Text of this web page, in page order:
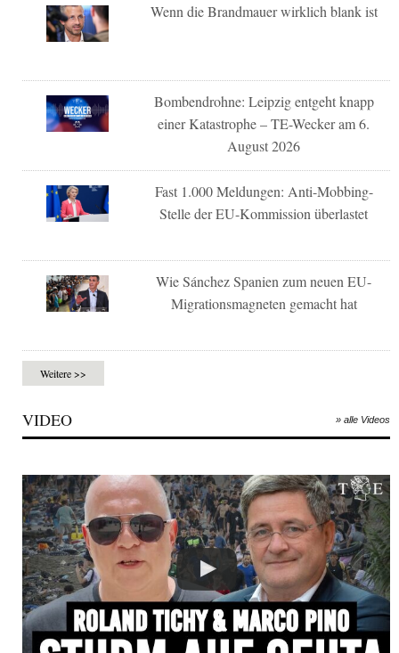
Wenn die Brandmauer wirklich blank ist
Bombendrohne: Leipzig entgeht knapp
einer Katastrophe – TE-Wecker am 6.
August 2026
Fast 1.000 Meldungen: Anti-Mobbing-
Stelle der EU-Kommission überlastet
Wie Sánchez Spanien zum neuen EU-
Migrationsmagneten gemacht hat
Weitere >>
VIDEO » alle Videos